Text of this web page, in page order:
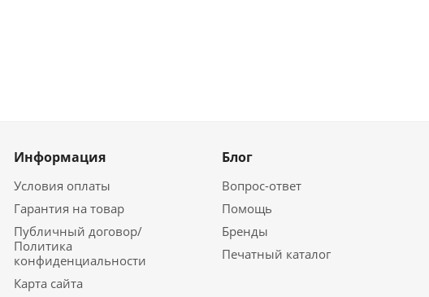
Информация
Условия оплаты
Гарантия на товар
Публичный договор/
Политика
конфиденциальности
Карта сайта
Блог
Вопрос-ответ
Помощь
Бренды
Печатный каталог